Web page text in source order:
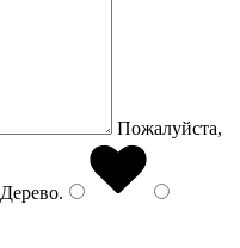
Пожалуйста,
Дерево.